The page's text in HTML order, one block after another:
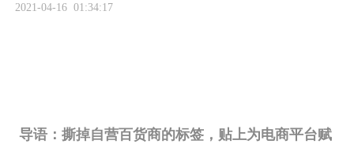
2021-04-16 01:34:17
导语：撕掉自营百货商的标签，贴上为电商平台赋